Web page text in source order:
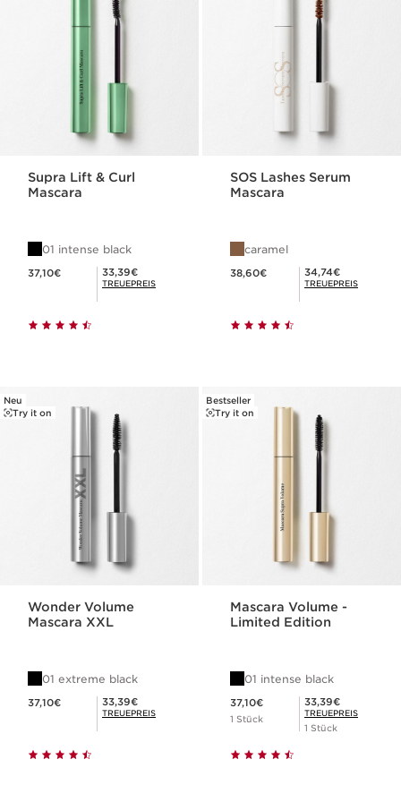
Supra Lift & Curl
Mascara
01 intense black
37,10€ Mitgliederpreis 33,39€
33,39€
TREUEPREIS
SOS Lashes Serum
Mascara
caramel
38,60€ Mitgliederpreis 34,74€
34,74€
TREUEPREIS
Neu
Try it on
Wonder Volume
Mascara XXL
01 extreme black
37,10€ Mitgliederpreis 33,39€
33,39€
TREUEPREIS
Bestseller
Try it on
Mascara Volume -
Limited Edition
01 intense black
37,10€
1 Stück
Mitgliederpreis 33,39€
33,39€
TREUEPREIS
1 Stück